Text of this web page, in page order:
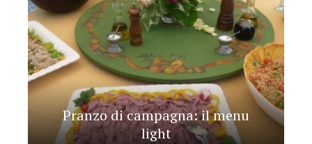
Pranzo di campagna: il menu
light